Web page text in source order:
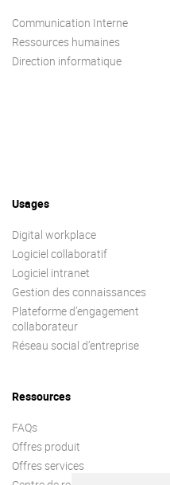
Communication Interne
Ressources humaines
Direction informatique
Usages
Digital workplace
Logiciel collaboratif
Logiciel intranet
Gestion des connaissances
Plateforme d’engagement
collaborateur
Réseau social d’entreprise
Ressources
FAQs
Offres produit
Offres services